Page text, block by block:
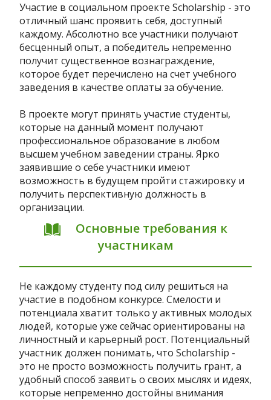
Участие в социальном проекте Scholarship - это
отличный шанс проявить себя, доступный
каждому. Абсолютно все участники получают
бесценный опыт, а победитель непременно
получит существенное вознаграждение,
которое будет перечислено на счет учебного
заведения в качестве оплаты за обучение.
В проекте могут принять участие студенты,
которые на данный момент получают
профессиональное образование в любом
высшем учебном заведении страны. Ярко
заявившие о себе участники имеют
возможность в будущем пройти стажировку и
получить перспективную должность в
организации.
Основные требования к
участникам
Не каждому студенту под силу решиться на
участие в подобном конкурсе. Смелости и
потенциала хватит только у активных молодых
людей, которые уже сейчас ориентированы на
личностный и карьерный рост. Потенциальный
участник должен понимать, что Scholarship -
это не просто возможность получить грант, а
удобный способ заявить о своих мыслях и идеях,
которые непременно достойны внимания